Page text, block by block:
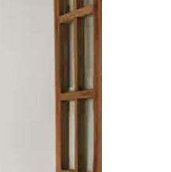
e deslizando o dedo na